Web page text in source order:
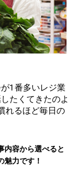
1番多いレジ業
たくてきたのよ
れるほど毎日の
内容から選べると
魅力です！